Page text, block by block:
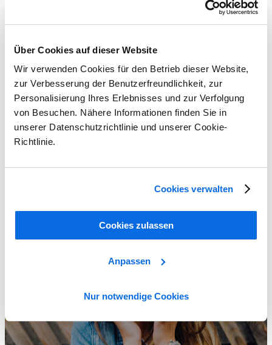
Über Cookies auf dieser Website
Wir verwenden Cookies für den Betrieb dieser Website,
zur Verbesserung der Benutzerfreundlichkeit, zur
Personalisierung Ihres Erlebnisses und zur Verfolgung
von Besuchen. Nähere Informationen finden Sie in
unserer Datenschutzrichtlinie und unserer Cookie-
Richtlinie.
Cookies verwalten
Cookies zulassen
Anpassen
Nur notwendige Cookies